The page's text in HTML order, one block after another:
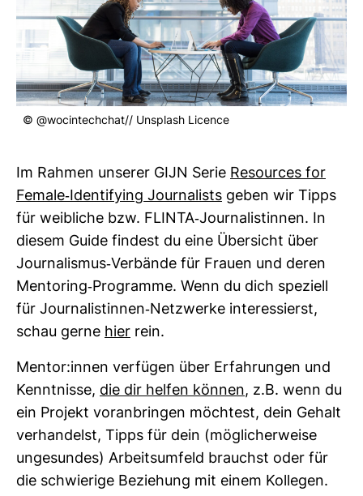
© @woc­in­tech­chat// Uns­plash Licence
Im Rahmen unserer GIJN Serie Resources for
Female-​Iden­tifying Jour­na­lists geben wir Tipps
für weib­liche bzw. FLINTA-​Jour­na­lis­tinnen. In
diesem Guide fin­dest du eine Über­sicht über
Jour­na­lismus-​Ver­bände für Frauen und deren
Men­to­ring-​Pro­gramme. Wenn du dich spe­ziell
für Jour­na­lis­tinnen-​Netz­werke inter­es­sierst,
schau gerne hier rein.
Mentor:innen ver­fügen über Erfah­rungen und
Kennt­nisse, die dir helfen können, z.B. wenn du
ein Pro­jekt vor­an­bringen möch­test, dein Gehalt
ver­han­delst, Tipps für dein (mög­li­cher­weise
unge­sundes) Arbeits­um­feld brauchst oder für
die schwie­rige Bezie­hung mit einem Kol­legen.